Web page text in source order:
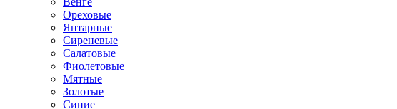
Ореховые
Янтарные
Сиреневые
Салатовые
Фиолетовые
Мятные
Золотые
Синие